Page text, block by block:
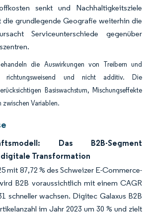
senkt und Nachhaltigkeitsziele
grundlegende Geografie weiterhin die
Serviceunterschiede gegenüber
die Auswirkungen von Treibern und
richtungsweisend und nicht additiv. Die
Basiswachstum, Mischungseffekte
zwischen Variablen.
Das B2B-Segment
Transformation
mit 87,72 % des Schweizer E-Commerce-
B2B voraussichtlich mit einem CAGR
schneller wachsen. Digitec Galaxus B2B
im Jahr 2023 um 30 % und zielt